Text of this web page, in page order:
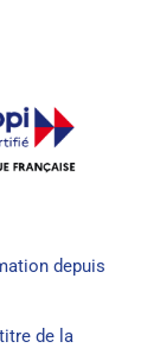
depuis
de la